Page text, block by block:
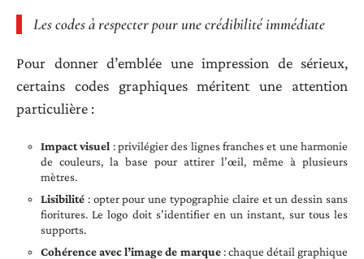
Les codes à respecter pour une crédibilité immédiate
Pour donner d’emblée une impression de sérieux,
certains codes graphiques méritent une attention
particulière :
Impact visuel : privilégier des lignes franches et une harmonie
de couleurs, la base pour attirer l’œil, même à plusieurs
mètres.
Lisibilité : opter pour une typographie claire et un dessin sans
fioritures. Le logo doit s’identifier en un instant, sur tous les
supports.
Cohérence avec l’image de marque: chaque détail graphique